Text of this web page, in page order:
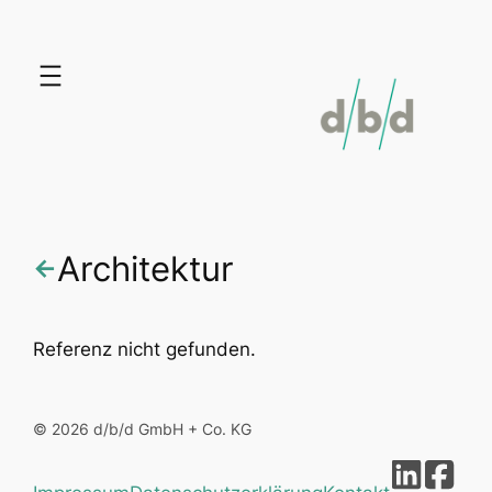
springen
←Architektur
Referenz nicht gefunden.
© 2026 d/b/d GmbH + Co. KG